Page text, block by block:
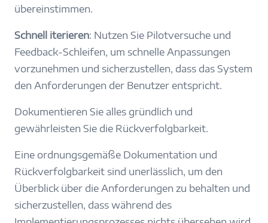
übereinstimmen.
Schnell iterieren: Nutzen Sie Pilotversuche und
Feedback-Schleifen, um schnelle Anpassungen
vorzunehmen und sicherzustellen, dass das System
den Anforderungen der Benutzer entspricht.
Dokumentieren Sie alles gründlich und
gewährleisten Sie die Rückverfolgbarkeit.
Eine ordnungsgemäße Dokumentation und
Rückverfolgbarkeit sind unerlässlich, um den
Überblick über die Anforderungen zu behalten und
sicherzustellen, dass während des